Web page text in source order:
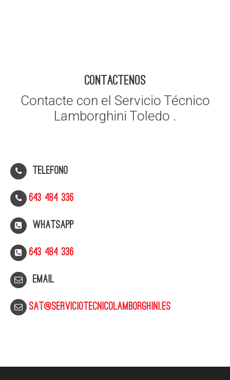
CONTACTENOS
Contacte con el Servicio Técnico
Lamborghini Toledo .
Telefono
643 484 336
WhatsApp
643 484 336
Email
sat@serviciotecnicolamborghini.es